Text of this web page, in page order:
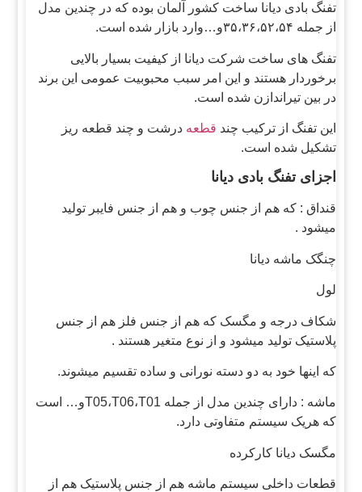
تفنگ بادی دیانا ساخت کشور آلمان بوده که در چندین مدل
از جمله ۳۵،۳۶،۵۲،۵۴و…وارد بازار شده است.
تفنگ های ساخت شرکت دیانا از کیفیت بسیار بالایی
برخوردار هستند و این امر سبب محبوبیت عمومی این برند
در بین تیراندازن شده است.
این تفنگ از ترکیب چند قطعه درشت و چند قطعه ریز
تشکیل شده است.
اجزای تفنگ بادی دیانا
قنداق : که هم از جنس چوب و هم از جنس فایبر تولید
میشود .
چنگک ماشه دیانا
لول
شکاف درجه و مگسک که هم از جنس فلز هم از جنس
پلاستیک تولید میشود و از نوع متغیر هستند .
که اینها خود به دو دسته نورانی و ساده تقسیم میشوند.
ماشه : دارای چندین مدل از جمله T05،T06،T01و… است
که هریک سیستم متفاوتی دارد.
مگسک دیانا کارکرده
قطعات داخلی سیستم ماشه هم از جنس پلاستیک هم از